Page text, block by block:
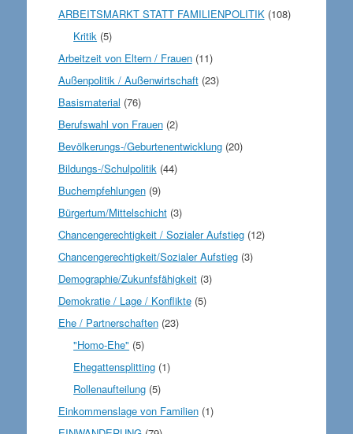
ARBEITSMARKT STATT FAMILIENPOLITIK(108)
Kritik (5)
Arbeitzeit von Eltern / Frauen(11)
Außenpolitik / Außenwirtschaft(23)
Basismaterial (76)
Berufswahl von Frauen(2)
Bevölkerungs-/Geburtenentwicklung(20)
Bildungs-/Schulpolitik (44)
Buchempfehlungen(9)
Bürgertum/Mittelschicht(3)
Chancengerechtigkeit / Sozialer Aufstieg(12)
Chancengerechtigkeit/Sozialer Aufstieg(3)
Demographie/Zukunfsfähigkeit(3)
Demokratie / Lage / Konflikte(5)
Ehe / Partnerschaften(23)
"Homo-Ehe" (5)
Ehegattensplitting (1)
Rollenaufteilung (5)
Einkommenslage von Familien(1)